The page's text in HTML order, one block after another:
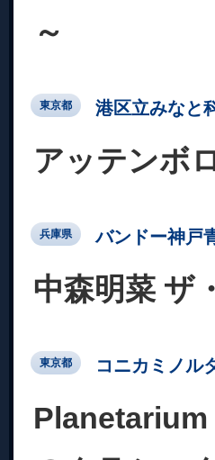
～
東京都 港区立みなと
アッテンボ
兵庫県 バンドー神戸
中森明菜 ザ
東京都 コニカミノル
Planetarium